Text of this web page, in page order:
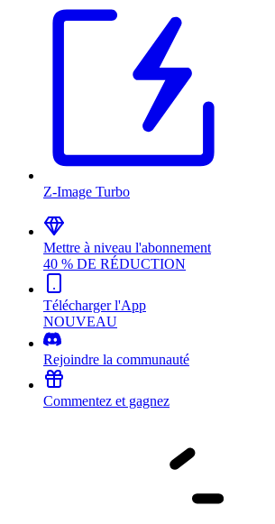
Z-Image Turbo
Mettre à niveau l'abonnement
40 % DE RÉDUCTION
Télécharger l'App
NOUVEAU
Rejoindre la communauté
Commentez et gagnez